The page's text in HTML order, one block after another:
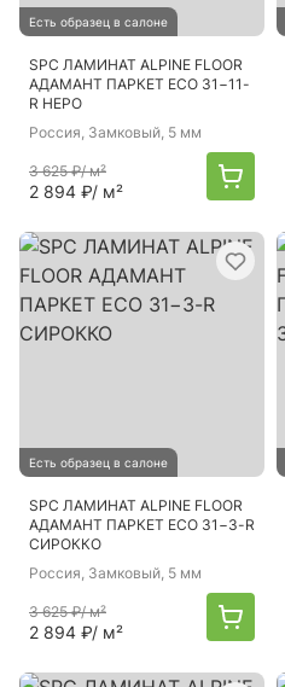
Есть образец в салоне
SPC ЛАМИНАТ ALPINE FLOOR
АДАМАНТ ПАРКЕТ ECO 31−11-
R НЕРО
Россия, Замковый, 5 мм
3 625 ₽/ м²
2 894 ₽/ м²
Есть образец в салоне
SPC ЛАМИНАТ ALPINE FLOOR
АДАМАНТ ПАРКЕТ ECO 31−3-R
СИРОККО
Россия, Замковый, 5 мм
3 625 ₽/ м²
2 894 ₽/ м²